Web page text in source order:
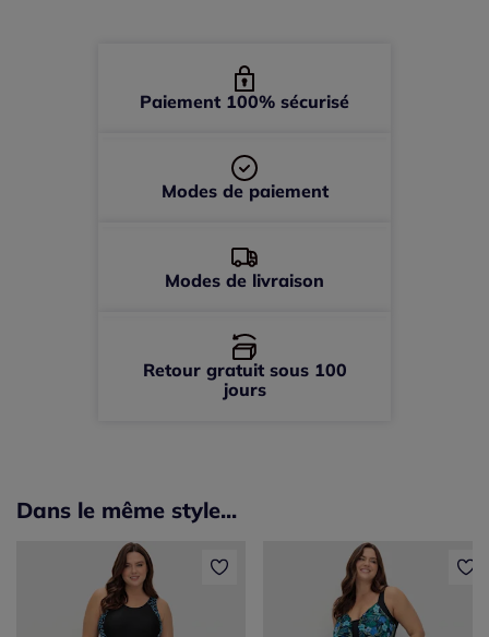
Paiement 100% sécurisé
Modes de paiement
Modes de livraison
Retour gratuit sous 100
jours
Dans le même style...